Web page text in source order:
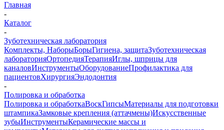
Главная
-
Каталог
-
Зуботехническая лаборатория
Комплекты, НаборыБорыГигиена, защитаЗуботехническая
лабораторияОртопедияТерапияИглы, шприцы для
каналовИнструментыОборудованиеПрофилактика для
пациентовХирургияЭндодонтия
-
Полировка и обработка
Полировка и обработкаВоскГипсыМатериалы для подготовки
штампикаЗамковые крепления (аттачмены)Искусственные
зубыИнструментыКерамические массы и